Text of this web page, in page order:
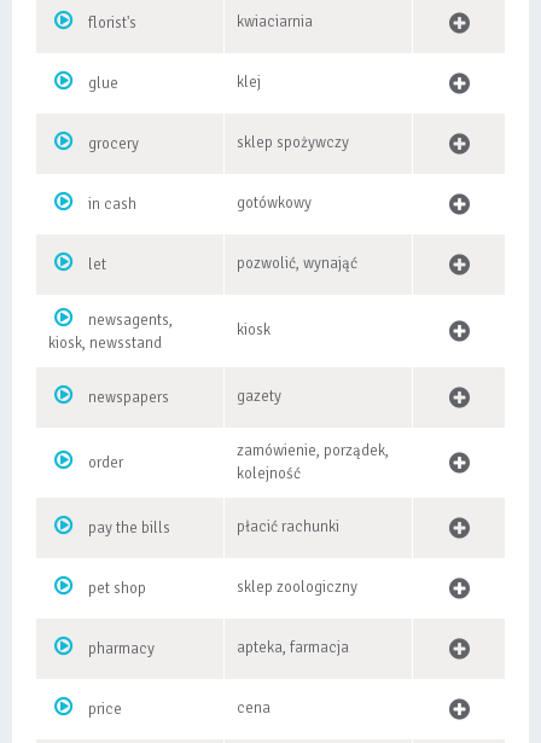
florist's kwiaciarnia
glue klej
grocery sklep spożywczy
in cash gotówkowy
let pozwolić, wynająć
newsagents,
kiosk, newsstand
kiosk
newspapers gazety
order
zamówienie, porządek,
kolejność
pay the bills płacić rachunki
pet shop sklep zoologiczny
pharmacy apteka, farmacja
price cena